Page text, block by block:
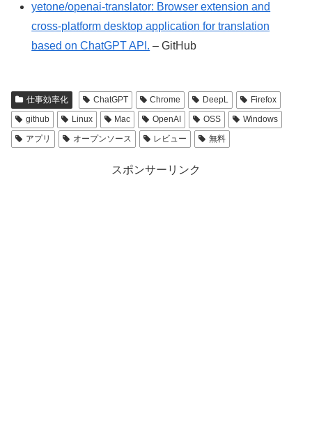
yetone/openai-translator: Browser extension and
cross-platform desktop application for translation
based on ChatGPT API. – GitHub
仕事効率化 ChatGPT Chrome DeepL
Firefox
github
Linux Mac OpenAI OSS
Windows
アプリ
オープンソース レビュー 無料
スポンサーリンク